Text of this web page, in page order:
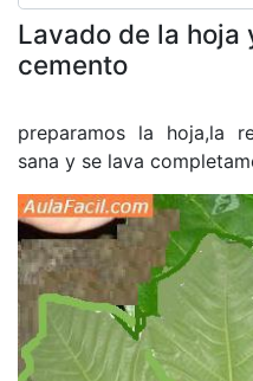
Lavado de la hoja
cemento
preparamos la hoja,la
sana y se lava